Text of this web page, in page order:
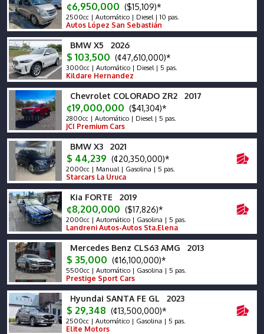
¢6,950,000 ($15,109)*
2500cc | Automático | Diesel | 10 pas.
Autos López San Sebastián
BMW X5 2026
$ 103,500 (¢47,610,000)*
3000cc | Automático | Diesel | 5 pas.
Kildare Hernandez
Chevrolet COLORADO ZR2 2017
¢19,000,000 ($41,304)*
2800cc | Automático | Diesel | 5 pas.
JCI Premium Cars
BMW X3 2021
$ 44,239 (¢20,350,000)*
2000cc | Manual | Gasolina | 5 pas.
Starcars La Uruca
Kia FORTE 2019
¢8,200,000 ($17,826)*
2000cc | Automático | Gasolina | 5 pas.
Landreni Autos-Autos Sta.Elena
Mercedes Benz CLS63 AMG 2013
$ 35,000 (¢16,100,000)*
5500cc | Automático | Gasolina | 5 pas.
Prestige Sport Cars
Hyundai SANTA FE GL 2023
$ 29,348 (¢13,500,000)*
2500cc | Automático | Gasolina | 5 pas.
Elite Motors